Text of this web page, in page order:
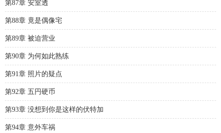
第87章 安室透
第88章 竟是偶像宅
第89章 被迫营业
第90章 为何如此熟练
第91章 照片的疑点
第92章 五円硬币
第93章 没想到你是这样的伏特加
第94章 意外车祸